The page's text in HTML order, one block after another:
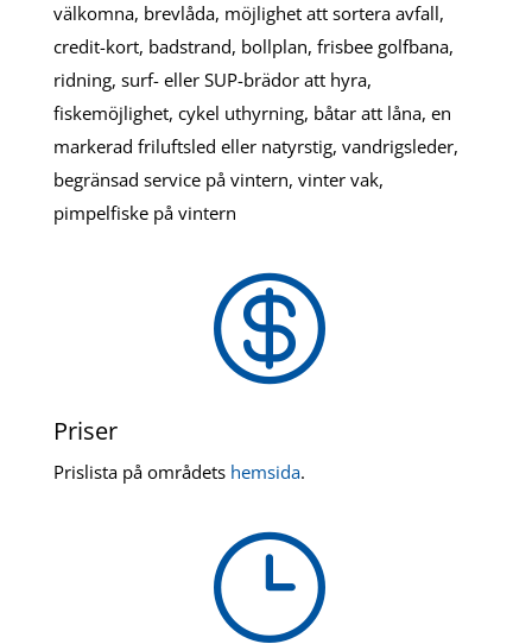
välkomna, brevlåda, möjlighet att sortera avfall,
credit-kort, badstrand, bollplan, frisbee golfbana,
ridning, surf- eller SUP-brädor att hyra,
fiskemöjlighet, cykel uthyrning, båtar att låna, en
markerad friluftsled eller natyrstig, vandrigsleder,
begränsad service på vintern, vinter vak,
pimpelfiske på vintern

Priser
Prislista på områdets hemsida.
}